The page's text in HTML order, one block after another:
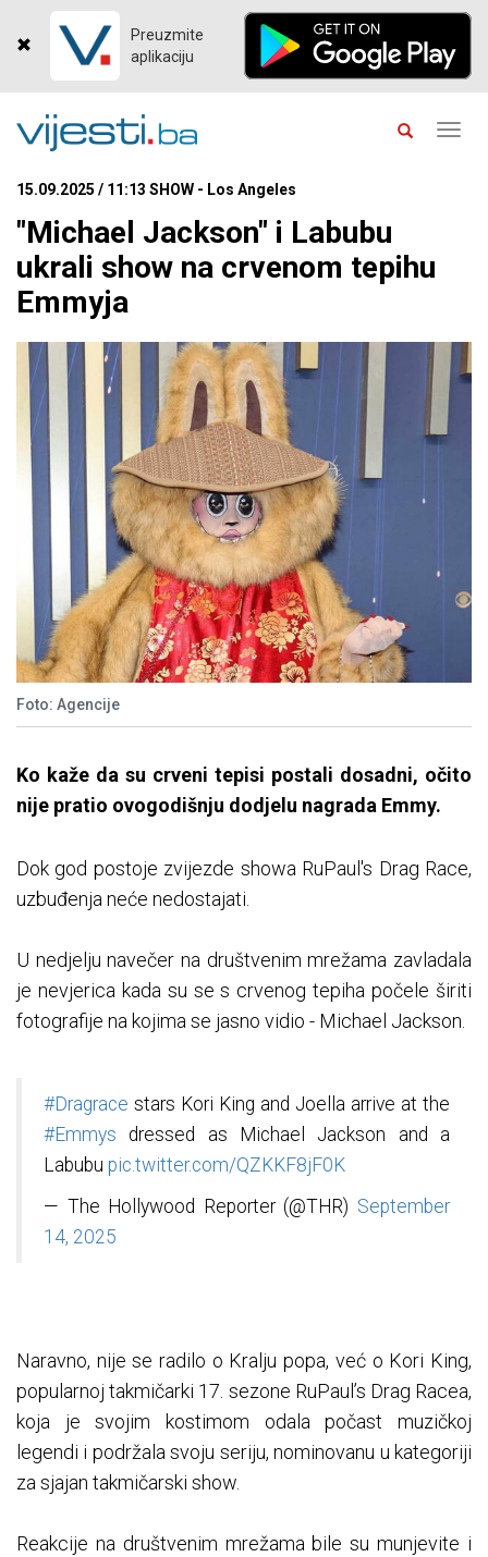
Preuzmite
aplikaciju
15.09.2025 / 11:13 SHOW - Los Angeles
"Michael Jackson" i Labubu
ukrali show na crvenom tepihu
Emmyja
Foto: Agencije
Ko kaže da su crveni tepisi postali dosadni, očito
nije pratio ovogodišnju dodjelu nagrada Emmy.
Dok god postoje zvijezde showa RuPaul's Drag Race,
uzbuđenja neće nedostajati.
U nedjelju navečer na društvenim mrežama zavladala
je nevjerica kada su se s crvenog tepiha počele širiti
fotografije na kojima se jasno vidio - Michael Jackson.
#Dragrace stars Kori King and Joella arrive at the
#Emmys dressed as Michael Jackson and a
Labubu pic.twitter.com/QZKKF8jF0K
— The Hollywood Reporter (@THR) September
14, 2025
Naravno, nije se radilo o Kralju popa, već o Kori King,
popularnoj takmičarki 17. sezone RuPaul’s Drag Racea,
koja je svojim kostimom odala počast muzičkoj
legendi i podržala svoju seriju, nominovanu u kategoriji
za sjajan takmičarski show.
Reakcije na društvenim mrežama bile su munjevite i